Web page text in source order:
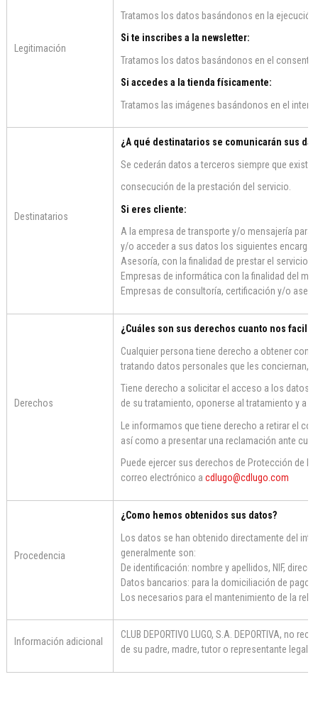
Legitimación
Tratamos los datos basándonos en la
Si te inscribes a la newsletter:
Tratamos los datos basándonos en el
Si accedes a la tienda físicamente:
Tratamos las imágenes basándonos en el
Destinatarios
¿A qué destinatarios se comunicarán sus
Se cederán datos a terceros siempre que
consecución de la prestación del servicio.
Si eres cliente:
A la empresa de transporte y/o mensajería
y/o acceder a sus datos los siguientes
Asesoría, con la finalidad de prestar el servicio
Empresas de informática con la finalidad del
Empresas de consultoría, certificación y/o
Derechos
¿Cuáles son sus derechos cuanto nos
Cualquier persona tiene derecho a obtener
tratando datos personales que les conciernan,
Tiene derecho a solicitar el acceso a los datos
de su tratamiento, oponerse al tratamiento y a
Le informamos que tiene derecho a retirar el
así como a presentar una reclamación ante
Puede ejercer sus derechos de Protección de
correo electrónico a cdlugo@cdlugo.com
Procedencia
¿Como hemos obtenidos sus datos?
Los datos se han obtenido directamente del
generalmente son:
De identificación: nombre y apellidos, NIF,
Datos bancarios: para la domiciliación de pago.
Los necesarios para el mantenimiento de la
Información adicional
CLUB DEPORTIVO LUGO, S.A. DEPORTIVA,
de su padre, madre, tutor o representante legal.